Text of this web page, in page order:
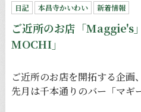
日記 本昌寺かいわい 新着情報
ご近所のお店「
MOCHI」
ご近所のお店を開拓する企画
先月は千本通りのバー「マギ